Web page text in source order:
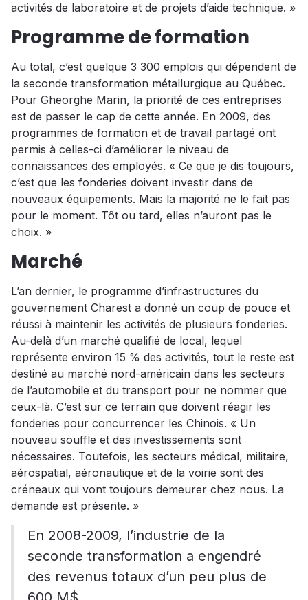
activités de laboratoire et de projets d’aide technique. »
Programme de formation
Au total, c’est quelque 3 300 emplois qui dépendent de
la seconde transformation métallurgique au Québec.
Pour Gheorghe Marin, la priorité de ces entreprises
est de passer le cap de cette année. En 2009, des
programmes de formation et de travail partagé ont
permis à celles-ci d’améliorer le niveau de
connaissances des employés. « Ce que je dis toujours,
c’est que les fonderies doivent investir dans de
nouveaux équipements. Mais la majorité ne le fait pas
pour le moment. Tôt ou tard, elles n’auront pas le
choix. »
Marché
L’an dernier, le programme d’infrastructures du
gouvernement Charest a donné un coup de pouce et
réussi à maintenir les activités de plusieurs fonderies.
Au-delà d’un marché qualifié de local, lequel
représente environ 15 % des activités, tout le reste est
destiné au marché nord-américain dans les secteurs
de l’automobile et du transport pour ne nommer que
ceux-là. C’est sur ce terrain que doivent réagir les
fonderies pour concurrencer les Chinois. « Un
nouveau souffle et des investissements sont
nécessaires. Toutefois, les secteurs médical, militaire,
aérospatial, aéronautique et de la voirie sont des
créneaux qui vont toujours demeurer chez nous. La
demande est présente. »
En 2008-2009, l’industrie de la
seconde transformation a engendré
des revenus totaux d’un peu plus de